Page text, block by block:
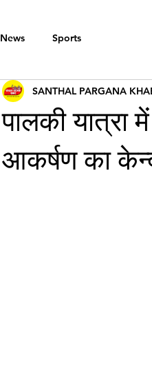
News Sports
पालकी यात्रा
आकर्षण का
SANTHAL PARGANA